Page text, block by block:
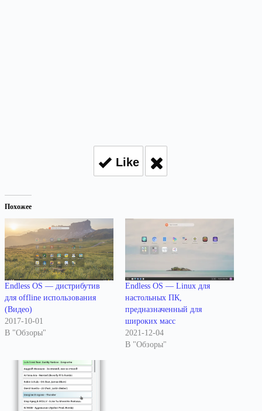
Like
Похожее
Endless OS — дистрибутив
для offline использования
(Видео)
2017-10-01
В "Обзоры"
Endless OS — Linux для
настольных ПК,
предназначенный для
широких масс
2021-12-04
В "Обзоры"